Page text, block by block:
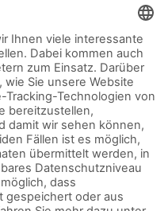
AGB KONTAKT
49 – D-21107 Hamburg